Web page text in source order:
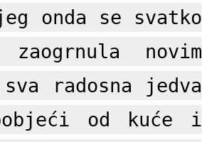
onda se svatko
novim
radosna jedva
od kuće i